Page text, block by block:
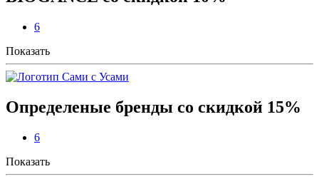
6
Показать
Определеные бренды со скидкой 15%
6
Показать